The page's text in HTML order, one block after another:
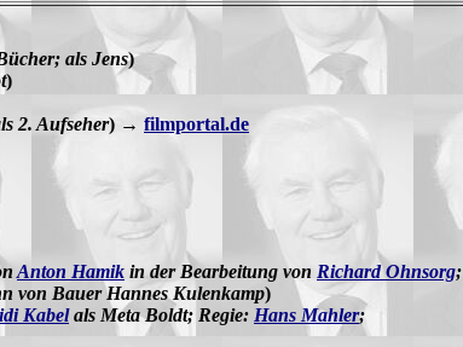
als Jens)
)
2. Aufseher) → filmportal.de
Anton Hamik in der Bearbeitung von Richard Ohnsorg;
von Bauer Hannes Kulenkamp)
Kabelals Meta Boldt; Regie: Hans Mahler;